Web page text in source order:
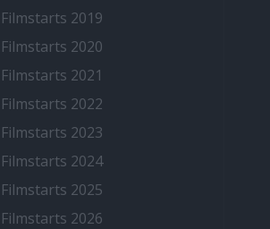
Filmstarts 2019
Filmstarts 2020
Filmstarts 2021
Filmstarts 2022
Filmstarts 2023
Filmstarts 2024
Filmstarts 2025
Filmstarts 2026